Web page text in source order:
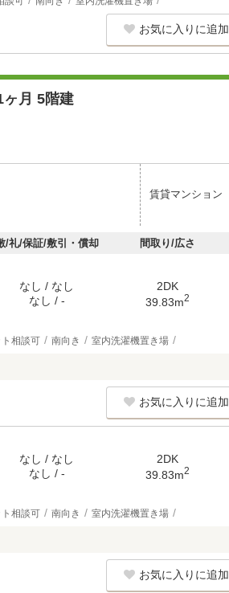
お気に入りに追加
月 5階建
賃貸マンション
/礼/保証/敷引・償却 間取り/広さ
なし / なし
なし / -
2DK
39.83m2
相談可 南向き 室内洗濯機置き場
お気に入りに追加
なし / なし
なし / -
2DK
39.83m2
相談可 南向き 室内洗濯機置き場
お気に入りに追加